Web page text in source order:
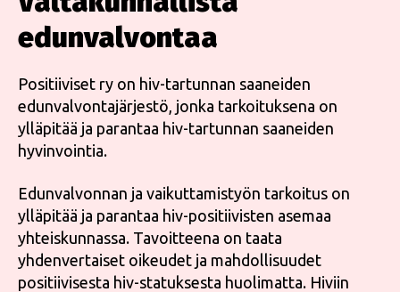
edunvalvontaa
Positiiviset ry on hiv-tartunnan saaneiden
edunvalvontajärjestö, jonka tarkoituksena on
ylläpitää ja parantaa hiv-tartunnan saaneiden
hyvinvointia.
Edunvalvonnan ja vaikuttamistyön tarkoitus on
ylläpitää ja parantaa hiv-positiivisten asemaa
yhteiskunnassa. Tavoitteena on taata
yhdenvertaiset oikeudet ja mahdollisuudet
positiivisesta hiv-statuksesta huolimatta. Hiviin